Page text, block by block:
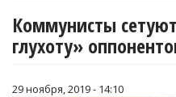
Коммунисты
глухоту»
29 ноября, 2019 - 14:10